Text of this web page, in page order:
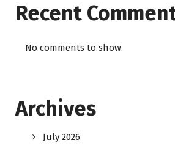
Recent
No comments to show.
Archives
July 2026